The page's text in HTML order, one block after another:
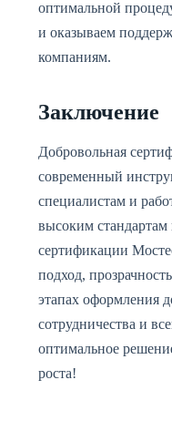
оптимальной
и оказываем
компаниям.
Заключение
Добровольная
современный
специалистам и
высоким
сертификации
подход,
этапах оформления
сотрудничества и
оптимальное
роста!